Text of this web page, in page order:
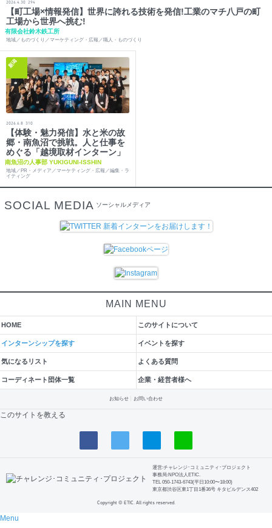
2026.4.30 294
【町工場×情報発信】世界に誇れる技術を発信!工業のマチ八戸の町
工場から世界へ挑む!
有限会社鈴木鉄工所
地域／ものづくり／マーケティング・広報／職人・ものづくり
新潟
2026.6.8 310
【体験・魅力発信】水と米の故
郷・南魚沼で挑戦。人と仕事を
めぐる「越境取材インターン」
南魚沼の人事部 YUKIGUNI-ISSHIN
地域／PR・メディア／マーケティング・広報／編集・ラ
イティング
SOCIAL MEDIA ソーシャルメディア
MAIN MENU
HOME このサイトについて
インターンシップを探す イベントを探す
気になるリスト よくある質問
コーディネート団体一覧 企業・経営者様へ
お知らせ お問い合わせ
このサイトを教える
運営:チャレンジ･コミュニティ･プロジェクト
事務局:NPO法人ETIC.
TEL 050-1743-6743(平日10:00〜18:00)
東京都渋谷区東1丁目1番36号 キタビルデンス402
Copyright © ETIC. All rights reserved.
Menu